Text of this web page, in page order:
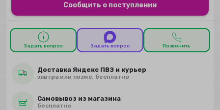
Сообщить о поступлении
Задать вопрос Задать вопрос Позвонить
Доставка Яндекс ПВЗ и курьер
завтра или позже, бесплатно
Самовывоз из магазина
бесплатно